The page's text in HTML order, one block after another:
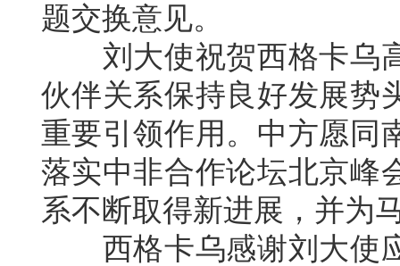
题交换意见。
刘大使祝贺西格卡乌高
伙伴关系保持良好发展势
重要引领作用。中方愿同
落实中非合作论坛北京峰
系不断取得新进展，并为
西格卡乌感谢刘大使应